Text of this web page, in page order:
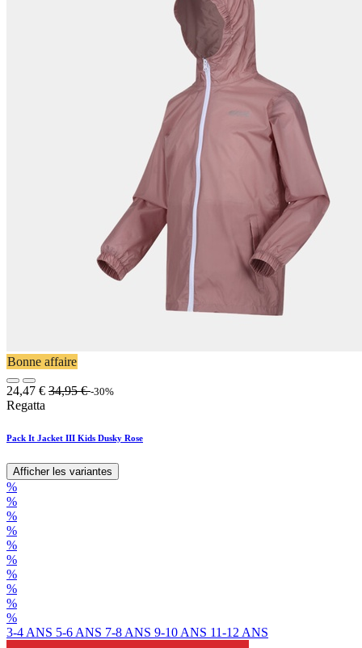
Bonne affaire
24,47 € 34,95€ -30%
Regatta
Pack It Jacket III Kids Dusky Rose
Afficher les variantes
%
%
%
%
%
%
%
%
%
%
3-4 ANS 5-6 ANS 7-8 ANS 9-10 ANS 11-12 ANS